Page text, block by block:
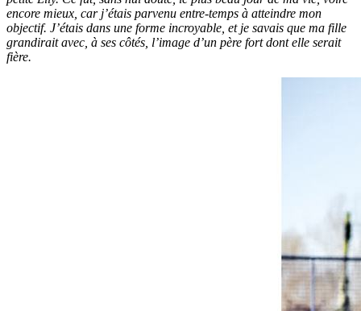
encore mieux, car j’étais parvenu entre-temps à atteindre mon
objectif. J’étais dans une forme incroyable, et je savais que ma fille
grandirait avec, à ses côtés, l’image d’un père fort dont elle serait
fière.